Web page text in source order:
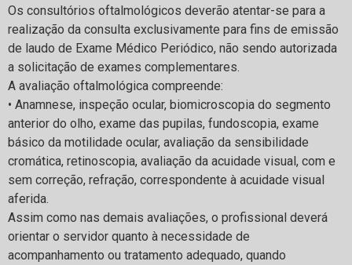
Os consultórios oftalmológicos deverão atentar-se para a
realização da consulta exclusivamente para fins de emissão
de laudo de Exame Médico Periódico, não sendo autorizada
a solicitação de exames complementares.
A avaliação oftalmológica compreende:
• Anamnese, inspeção ocular, biomicroscopia do segmento
anterior do olho, exame das pupilas, fundoscopia, exame
básico da motilidade ocular, avaliação da sensibilidade
cromática, retinoscopia, avaliação da acuidade visual, com e
sem correção, refração, correspondente à acuidade visual
aferida.
Assim como nas demais avaliações, o profissional deverá
orientar o servidor quanto à necessidade de
acompanhamento ou tratamento adequado, quando